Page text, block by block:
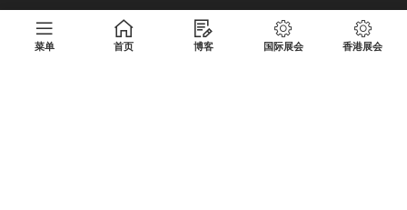
广东天涯展览有限公司版权所有 粤ICP备17013133号
菜单 首页 博客 国际展会 香港展会